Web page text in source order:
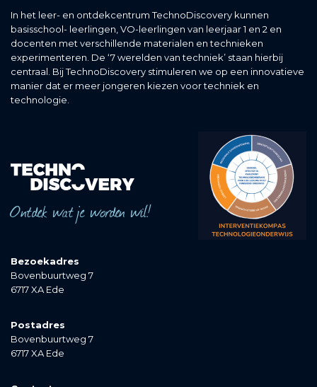
In het leer- en ontdekcentrum TechnoDiscovery kunnen
basisschool- leerlingen, VO-leerlingen van leerjaar 1 en 2 en
docenten met verschillende materialen en technieken
experimenteren. De ‘7 werelden van techniek’ staan hierbij
centraal. Bij TechnoDiscovery stimuleren we op een innovatieve
manier dat er meer jongeren kiezen voor techniek en
technologie.
Ontdek wat je worden wil!
Bezoekadres
Bovenbuurtweg 7
6717 XA Ede
Postadres
Bovenbuurtweg 7
6717 XA Ede